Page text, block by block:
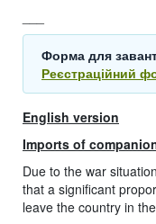
Форма для
Реєстраційний
English version
Imports of
Due to the war
that a significant
leave the country in